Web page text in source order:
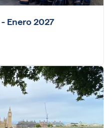
Enero 2027